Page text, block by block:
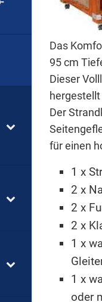
Das
95 cm
Dieser
Der
für einen
1 x
2 x
2 x
2 x
1 x
1 x
oder